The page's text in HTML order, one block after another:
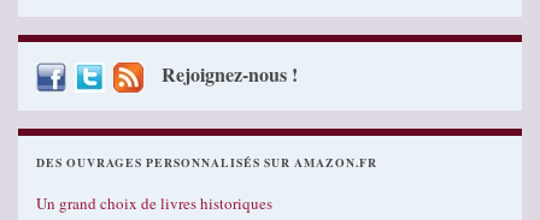
Rejoignez-nous !
DES OUVRAGES PERSONNALISÉS SUR AMAZON.FR
Un grand choix de livres historiques